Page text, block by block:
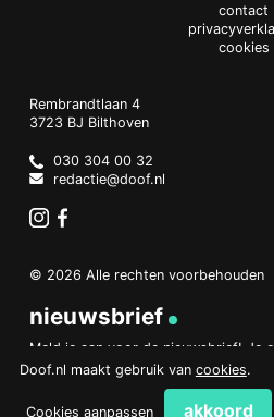
contact
cookies
Doof.nl
work
Rembrandtlaan 4
3723 BJ Bilthoven
Netherlands
030 304 00 32
redactie@doof.nl
© 2026 Alle rechten voorbehouden
nieuwsbrief
Meld je aan voor de nieuwsbrief! Je
een overzicht van het belangrijkste
aanmelden
Doof.nl maakt gebruik van cookies.
Cookies aanpassen akkoord